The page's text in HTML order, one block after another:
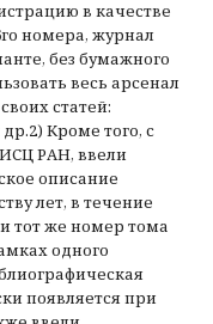
в качестве
номера, журнал
без бумажного
весь арсенал
статей:
Кроме того, с
РАН, ввели
описание
лет, в течение
тот же номер тома
одного
появляется при